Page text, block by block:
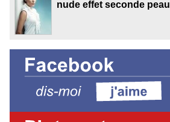
nude effet seconde peau